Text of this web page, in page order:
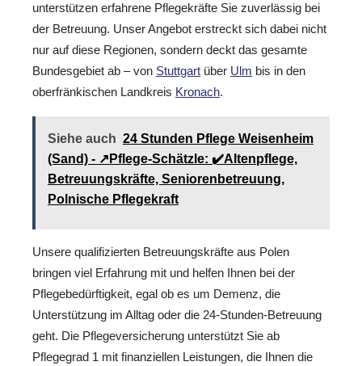
unterstützen erfahrene Pflegekräfte Sie zuverlässig bei
der Betreuung. Unser Angebot erstreckt sich dabei nicht
nur auf diese Regionen, sondern deckt das gesamte
Bundesgebiet ab – von Stuttgart über Ulm bis in den
oberfränkischen Landkreis Kronach.
Siehe auch 24 Stunden Pflege Weisenheim
(Sand) - ↗️Pflege-Schätzle: ✔️Altenpflege,
Betreuungskräfte, Seniorenbetreuung,
Polnische Pflegekraft
Unsere qualifizierten Betreuungskräfte aus Polen
bringen viel Erfahrung mit und helfen Ihnen bei der
Pflegebedürftigkeit, egal ob es um Demenz, die
Unterstützung im Alltag oder die 24-Stunden-Betreuung
geht. Die Pflegeversicherung unterstützt Sie ab
Pflegegrad 1 mit finanziellen Leistungen, die Ihnen die